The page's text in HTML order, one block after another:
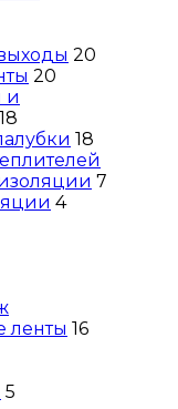
20
20
и
18
18
7
4
ленты 16
5